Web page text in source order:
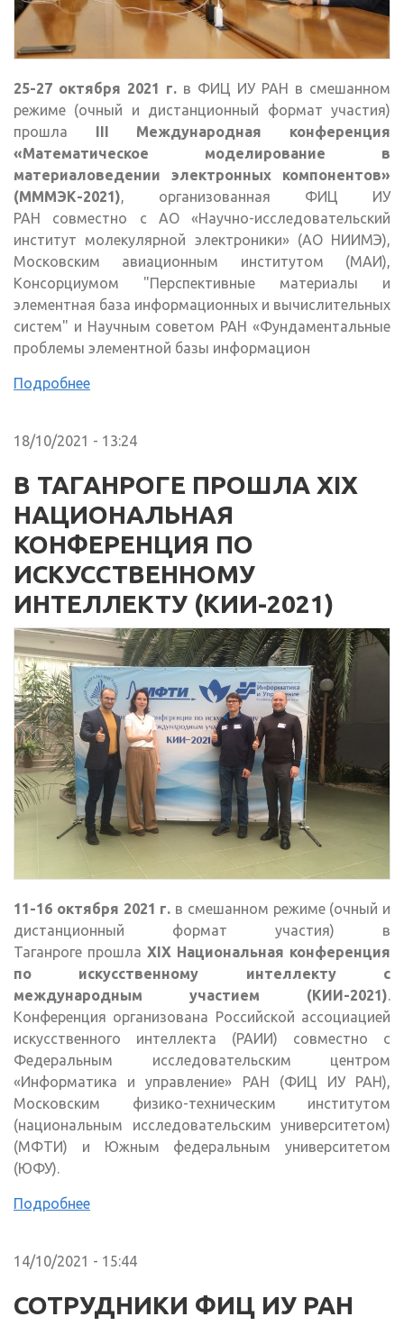
25-27 октября 2021 г. в ФИЦ ИУ РАН в смешанном
режиме (очный и дистанционный формат участия)
прошла III Международная конференция
«Математическое моделирование в
материаловедении электронных компонентов»
(МММЭК-2021), организованная ФИЦ ИУ
РАН совместно с АО «Научно-исследовательский
институт молекулярной электроники» (АО НИИМЭ),
Московским авиационным институтом (МАИ),
Консорциумом "Перспективные материалы и
элементная база информационных и вычислительных
систем" и Научным советом РАН «Фундаментальные
проблемы элементной базы информацион
Подробнее
18/10/2021 - 13:24
В ТАГАНРОГЕ ПРОШЛА XIX
НАЦИОНАЛЬНАЯ
КОНФЕРЕНЦИЯ ПО
ИСКУССТВЕННОМУ
ИНТЕЛЛЕКТУ (КИИ-2021)
11-16 октября 2021 г. в смешанном режиме (очный и
дистанционный формат участия) в
Таганроге прошла XIX Национальная конференция
по искусственному интеллекту с
международным участием (КИИ-2021).
Конференция организована Российской ассоциацией
искусственного интеллекта (РАИИ) совместно с
Федеральным исследовательским центром
«Информатика и управление» РАН (ФИЦ ИУ РАН),
Московским физико-техническим институтом
(национальным исследовательским университетом)
(МФТИ) и Южным федеральным университетом
(ЮФУ).
Подробнее
14/10/2021 - 15:44
СОТРУДНИКИ ФИЦ ИУ РАН